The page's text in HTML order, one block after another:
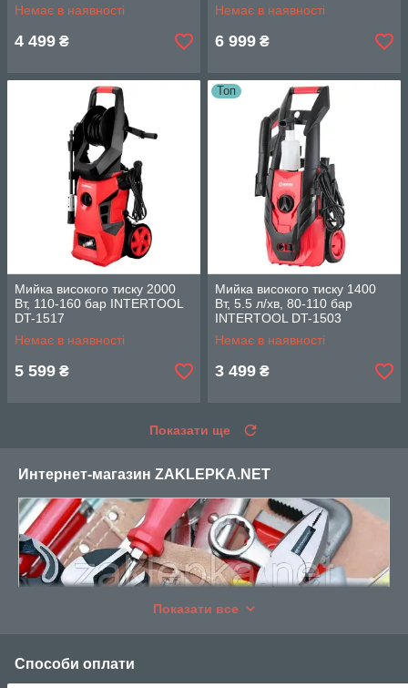
Немає в наявності
4 499 ₴
Немає в наявності
6 999 ₴
Мийка високого тиску 2000
Вт, 110-160 бар INTERTOOL
DT-1517
Немає в наявності
5 599 ₴
Топ
Мийка високого тиску 1400
Вт, 5.5 л/хв, 80-110 бар
INTERTOOL DT-1503
Немає в наявності
3 499 ₴
Показати ще
Интернет-магазин ZAKLEPKA.NET
страницах нашего интернет магазина, ZAKLEPKA!
Показати все
Способи оплати